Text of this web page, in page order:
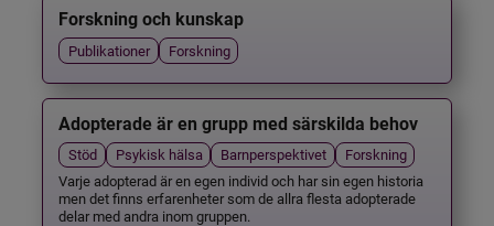
Forskning och kunskap
Publikationer Forskning
Adopterade är en grupp med särskilda behov
Stöd Psykisk hälsa Barnperspektivet
Forskning
Varje adopterad är en egen individ och har sin egen historia
men det finns erfarenheter som de allra flesta adopterade
delar med andra inom gruppen.